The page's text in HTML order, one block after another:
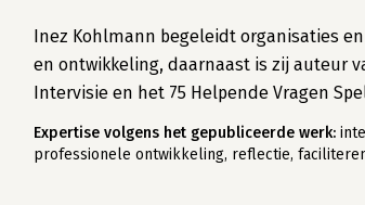
Inez Kohlmann begeleidt organisaties
en ontwikkeling, daarnaast is zij auteur
Intervisie en het 75 Helpende Vragen
Expertise volgens het gepubliceerde werk:
professionele ontwikkeling, reflectie,